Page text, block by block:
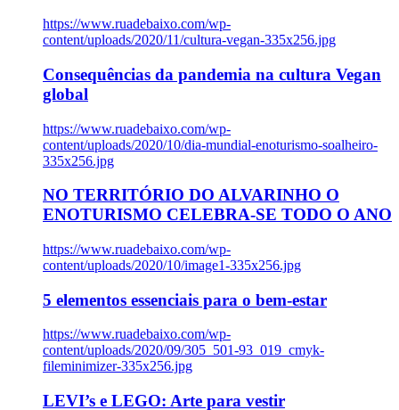
https://www.ruadebaixo.com/wp-
content/uploads/2020/11/cultura-vegan-335x256.jpg
Consequências da pandemia na cultura Vegan
global
https://www.ruadebaixo.com/wp-
content/uploads/2020/10/dia-mundial-enoturismo-soalheiro-
335x256.jpg
NO TERRITÓRIO DO ALVARINHO O
ENOTURISMO CELEBRA-SE TODO O ANO
https://www.ruadebaixo.com/wp-
content/uploads/2020/10/image1-335x256.jpg
5 elementos essenciais para o bem-estar
https://www.ruadebaixo.com/wp-
content/uploads/2020/09/305_501-93_019_cmyk-
fileminimizer-335x256.jpg
LEVI’s e LEGO: Arte para vestir